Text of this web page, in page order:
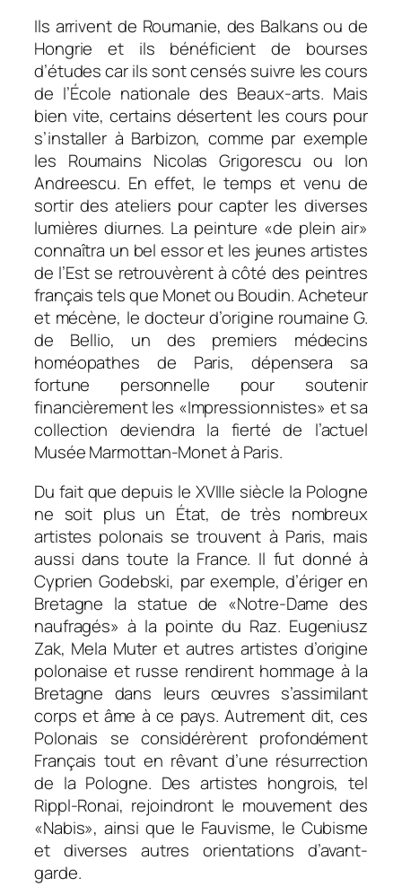
Ils arrivent de Roumanie, des Balkans ou de
Hongrie et ils bénéficient de bourses
d’études car ils sont censés suivre les cours
de l’École nationale des Beaux-arts. Mais
bien vite, certains désertent les cours pour
s’installer à Barbizon, comme par exemple
les Roumains Nicolas Grigorescu ou Ion
Andreescu. En effet, le temps et venu de
sortir des ateliers pour capter les diverses
lumières diurnes. La peinture «de plein air»
connaîtra un bel essor et les jeunes artistes
de l’Est se retrouvèrent à côté des peintres
français tels que Monet ou Boudin. Acheteur
et mécène, le docteur d’origine roumaine G.
de Bellio, un des premiers médecins
homéopathes de Paris, dépensera sa
fortune personnelle pour soutenir
financièrement les «Impressionnistes» et sa
collection deviendra la fierté de l’actuel
Musée Marmottan-Monet à Paris.
Du fait que depuis le XVIIIe siècle la Pologne
ne soit plus un État, de très nombreux
artistes polonais se trouvent à Paris, mais
aussi dans toute la France. Il fut donné à
Cyprien Godebski, par exemple, d’ériger en
Bretagne la statue de «Notre-Dame des
naufragés» à la pointe du Raz. Eugeniusz
Zak, Mela Muter et autres artistes d’origine
polonaise et russe rendirent hommage à la
Bretagne dans leurs œuvres s’assimilant
corps et âme à ce pays. Autrement dit, ces
Polonais se considérèrent profondément
Français tout en rêvant d’une résurrection
de la Pologne. Des artistes hongrois, tel
Rippl-Ronai, rejoindront le mouvement des
«Nabis», ainsi que le Fauvisme, le Cubisme
et diverses autres orientations d’avant-
garde.